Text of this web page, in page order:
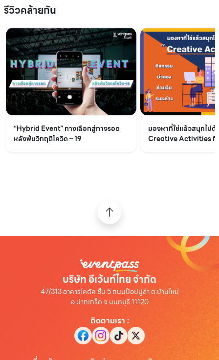
รีวิวคล้ายกัน
“Hybrid Event” ทางเลือกสู่ทางรอด
หลังพ้นวิกฤติโควิด – 19
มองหาที่ใช่แล้วสนุกไป
Creative Activities กิ
บริษัท อีเว้นท์ไทย จำกัด
47/313 อาคารไคตัค ชั้น 5 ถนนป๊อปปูล่า ต.บ้านใหม่
อ.ปากเกร็ด จ.นนทบุรี 11120
ติดตามเรา :